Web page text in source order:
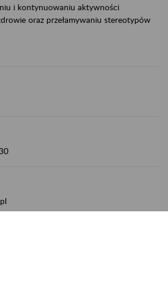
i kontynuowaniu aktywności
oraz przełamywaniu stereotypów